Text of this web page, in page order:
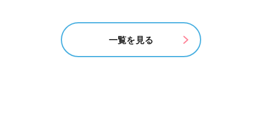
一覧を見る